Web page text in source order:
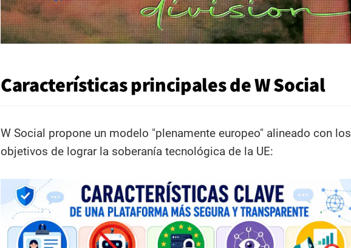
Características principales de W Social
W Social propone un modelo "plenamente europeo" alineado con los
objetivos de lograr la soberanía tecnológica de la UE: